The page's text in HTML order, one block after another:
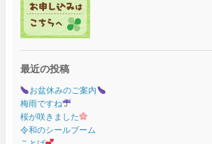
最近の投稿
お盆休みのご案内
梅雨ですね
桜が咲きました
令和のシールブーム